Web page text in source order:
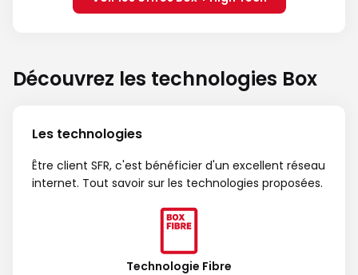
Découvrez les technologies Box
Les technologies
Être client SFR, c'est bénéficier d'un excellent réseau
internet. Tout savoir sur les technologies proposées.
Technologie Fibre